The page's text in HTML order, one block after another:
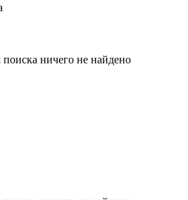
ничего не найдено